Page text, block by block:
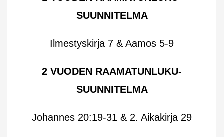
SUUNNITELMA
Ilmestyskirja 7 & Aamos 5-9
2 VUODEN RAAMATUNLUKU-
SUUNNITELMA
Johannes 20:19-31 & 2. Aikakirja 29